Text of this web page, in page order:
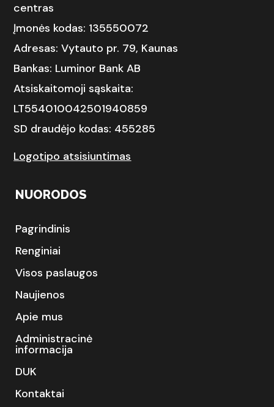
centras
Įmonės kodas: 135550072
Adresas: Vytauto pr. 79, Kaunas
Bankas: Luminor Bank AB
Atsiskaitomoji sąskaita:
LT554010042501940859
SD draudėjo kodas: 455285
Logotipo atsisiuntimas
NUORODOS
Pagrindinis
Renginiai
Visos paslaugos
Naujienos
Apie mus
Administracinė
informacija
DUK
Kontaktai